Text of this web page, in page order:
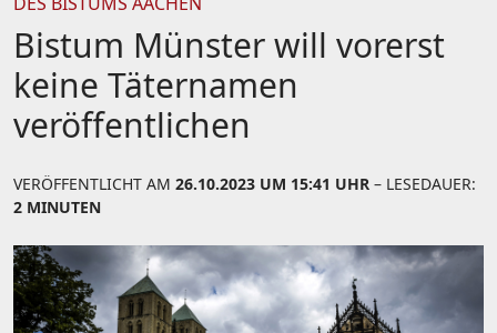
Bistum Münster will vorerst
keine Täternamen
veröffentlichen
VERÖFFENTLICHT AM 26.10.2023 UM 15:41 UHR – LESEDAUER:
2 MINUTEN